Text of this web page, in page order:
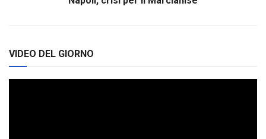
VIDEO DEL GIORNO